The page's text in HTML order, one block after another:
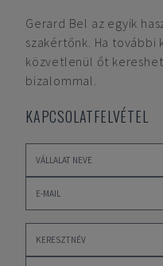
Gerard Bel az egyik
szakértőnk. Ha
közvetlenül őt
bizalommal.
KAPCSOLATFELVÉTEL